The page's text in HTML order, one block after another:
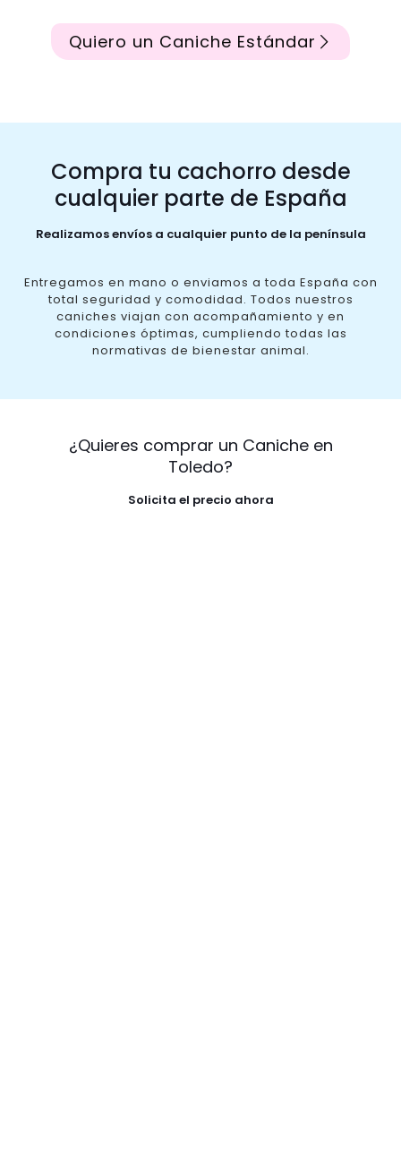
Quiero un Caniche Estándar
Compra tu cachorro desde
cualquier parte de España
Realizamos envíos a cualquier punto de la península
Entregamos en mano o enviamos a toda España con
total seguridad y comodidad. Todos nuestros
caniches viajan con acompañamiento y en
condiciones óptimas, cumpliendo todas las
normativas de bienestar animal.
¿Quieres comprar un Caniche en
Toledo?
Solicita el precio ahora